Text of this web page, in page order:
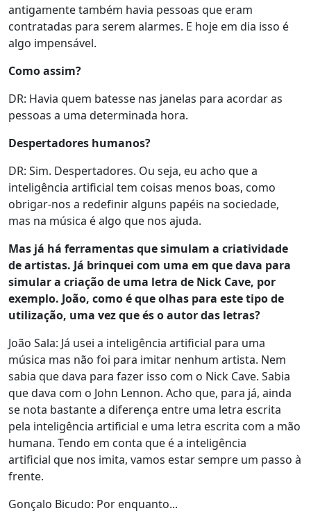
antigamente também havia pessoas que eram
contratadas para serem alarmes. E hoje em dia isso é
algo impensável.
Como assim?
DR: Havia quem batesse nas janelas para acordar as
pessoas a uma determinada hora.
Despertadores humanos?
DR: Sim. Despertadores. Ou seja, eu acho que a
inteligência artificial tem coisas menos boas, como
obrigar-nos a redefinir alguns papéis na sociedade,
mas na música é algo que nos ajuda.
Mas já há ferramentas que simulam a criatividade
de artistas. Já brinquei com uma em que dava para
simular a criação de uma letra de Nick Cave, por
exemplo. João, como é que olhas para este tipo de
utilização, uma vez que és o autor das letras?
João Sala: Já usei a inteligência artificial para uma
música mas não foi para imitar nenhum artista. Nem
sabia que dava para fazer isso com o Nick Cave. Sabia
que dava com o John Lennon. Acho que, para já, ainda
se nota bastante a diferença entre uma letra escrita
pela inteligência artificial e uma letra escrita com a mão
humana. Tendo em conta que é a inteligência
artificial que nos imita, vamos estar sempre um passo à
frente.
Gonçalo Bicudo: Por enquanto...